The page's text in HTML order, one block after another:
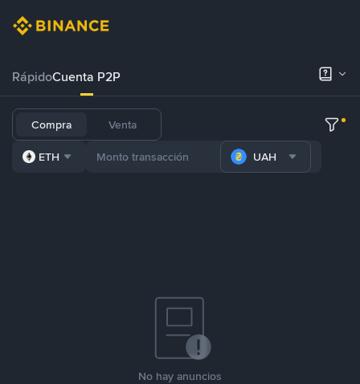
RápidoCuenta P2P
Compra Venta
ETH UAH
No hay anuncios